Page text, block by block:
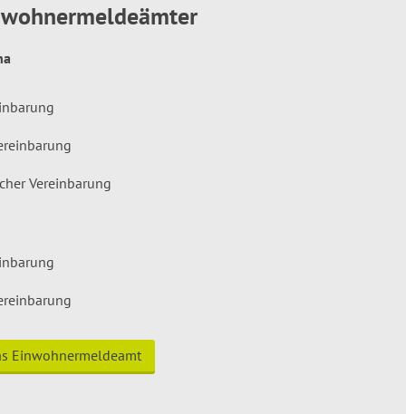
Vereinbarung
Einwohnermeldeamt